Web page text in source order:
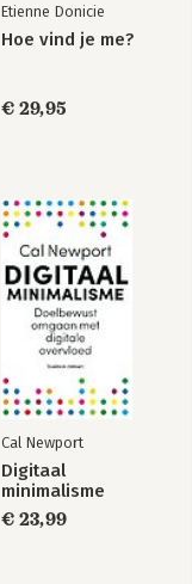
Etienne Donicie
Hoe vind je me?
€ 29,95
Cal Newport
Digitaal
minimalisme
€ 23,99